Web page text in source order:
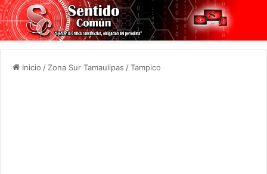
Inicio / Zona Sur Tamaulipas /Tampico